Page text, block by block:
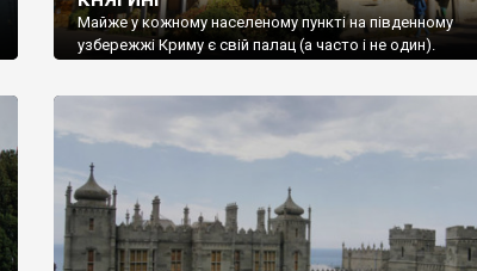
Майже у кожному населеному пункті на південному
узбережжі Криму є свій палац (а часто і не один).